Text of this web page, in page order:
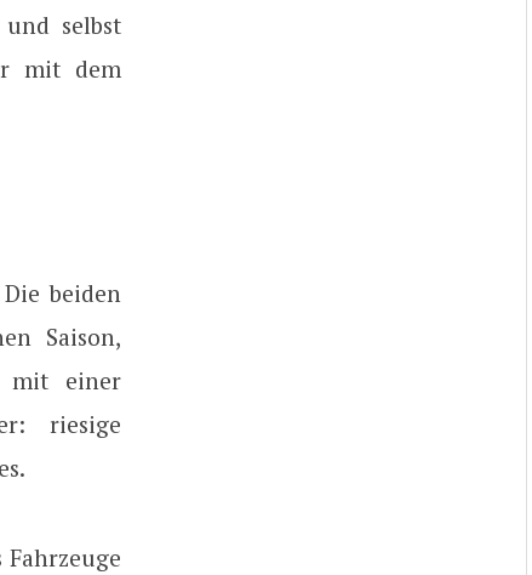
selbst
mit dem
beiden
Saison,
mit einer
riesige